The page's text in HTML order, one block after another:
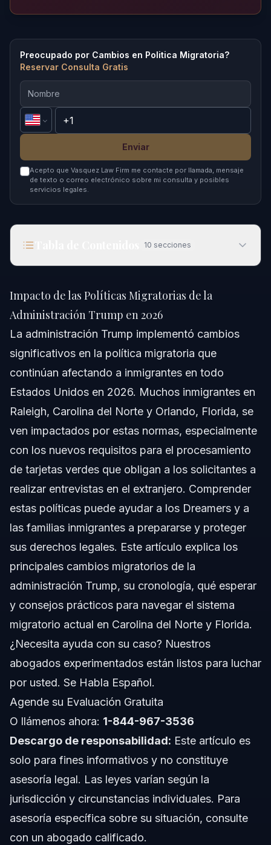
Preocupado por Cambios en Politica Migratoria?
Reservar Consulta Gratis
Enviar
Acepto que Vasquez Law Firm me contacte por llamada, mensaje
de texto o correo electrónico sobre mi consulta y posibles
servicios legales.
10 secciones
Respuesta Rápida
Panorama de las Políticas Migratorias de la
Administración Trump
Cambios Clave en la Inmigración bajo la
Guía Paso a Paso para Adaptarse a los Cambios
Migratorios
Errores Comunes que Cometen los Inmigrantes
con las Reglas de la Era Trump
Cronología y Qué Esperar en los Procesos
Migratorios Actuales
Cuándo Llamar a un Abogado de Inmigración
Acerca de Vasquez Law Firm
Confianza y Experiencia del Abogado
Preguntas Frecuentes
¿Cuáles fueron los años principales de impacto
¿Cómo afecta la administración Trump el estatus
migratorio en Carolina del Norte y Florida?
¿Cuál es el nuevo requisito para la tarjeta verde?
Impacto de las Políticas Migratorias de la
Administración Trump en 2026
La administración Trump implementó cambios
significativos en la política migratoria que
continúan afectando a inmigrantes en todo
Estados Unidos en 2026. Muchos inmigrantes en
Raleigh, Carolina del Norte y Orlando, Florida, se
ven impactados por estas normas, especialmente
con los nuevos requisitos para el procesamiento
de tarjetas verdes que obligan a los solicitantes a
realizar entrevistas en el extranjero. Comprender
estas políticas puede ayudar a los Dreamers y a
las familias inmigrantes a prepararse y proteger
sus derechos legales. Este artículo explica los
principales cambios migratorios de la
administración Trump, su cronología, qué esperar
y consejos prácticos para navegar el sistema
migratorio actual en Carolina del Norte y Florida.
¿Necesita ayuda con su caso? Nuestros
abogados experimentados están listos para luchar
por usted. Se Habla Español.
Agende su Evaluación Gratuita
O llámenos ahora: 1-844-967-3536
Descargo de responsabilidad: Este artículo es
solo para fines informativos y no constituye
asesoría legal. Las leyes varían según la
jurisdicción y circunstancias individuales. Para
asesoría específica sobre su situación, consulte
con un abogado calificado.